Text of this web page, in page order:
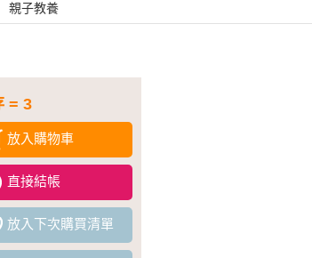
親子教養
= 3
放入購物車
直接結帳
放入下次購買清單